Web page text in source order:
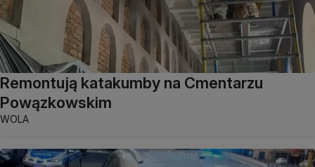
Remontują katakumby na Cmentarzu
Powązkowskim
WOLA